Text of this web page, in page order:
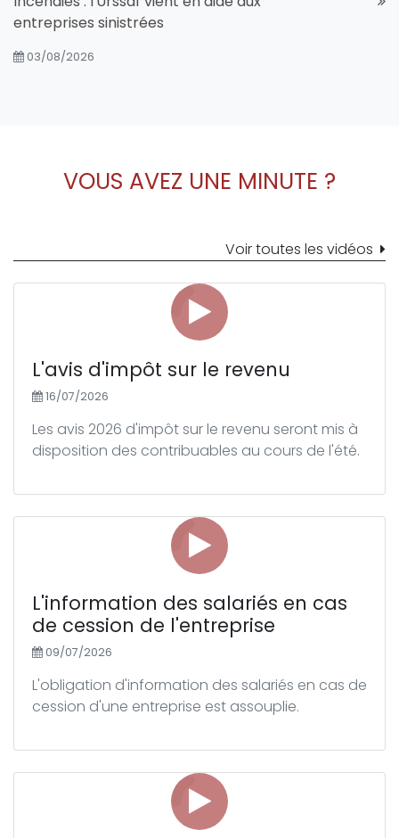
entreprises sinistrées
03/08/2026
VOUS AVEZ UNE MINUTE ?
Voir toutes les vidéos
L'avis d'impôt sur le revenu
16/07/2026
Les avis 2026 d'impôt sur le revenu seront mis à
disposition des contribuables au cours de l'été.
L'information des salariés en cas
de cession de l'entreprise
09/07/2026
L'obligation d'information des salariés en cas de
cession d'une entreprise est assouplie.